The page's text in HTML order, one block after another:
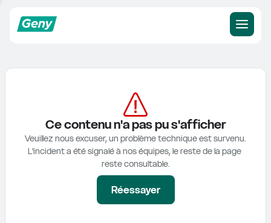
Ce contenu n'a pas pu s'afficher
Veuillez nous excuser, un problème technique est survenu.
L'incident a été signalé à nos équipes, le reste de la page
reste consultable.
Réessayer